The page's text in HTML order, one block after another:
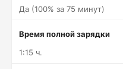
Да (100% за 75 минут)
Время полной зарядки
1:15 ч.